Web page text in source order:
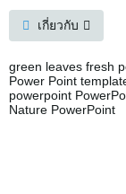
เกี่ยวกับ
green leaves fresh
Power Point
powerpoint
Nature PowerPoint